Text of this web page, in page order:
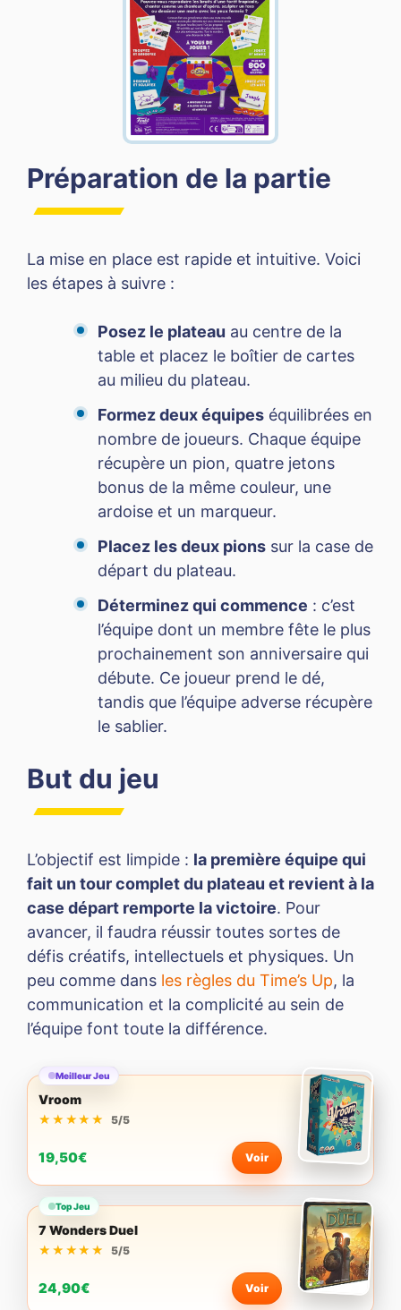
Préparation de la partie
La mise en place est rapide et intuitive. Voici
les étapes à suivre :
Posez le plateau au centre de la
table et placez le boîtier de cartes
au milieu du plateau.
Formez deux équipes équilibrées en
nombre de joueurs. Chaque équipe
récupère un pion, quatre jetons
bonus de la même couleur, une
ardoise et un marqueur.
Placez les deux pions sur la case de
départ du plateau.
Déterminez qui commence : c’est
l’équipe dont un membre fête le plus
prochainement son anniversaire qui
débute. Ce joueur prend le dé,
tandis que l’équipe adverse récupère
le sablier.
But du jeu
L’objectif est limpide : la première équipe qui
fait un tour complet du plateau et revient à la
case départ remporte la victoire. Pour
avancer, il faudra réussir toutes sortes de
défis créatifs, intellectuels et physiques. Un
peu comme dans les règles du Time’s Up, la
communication et la complicité au sein de
l’équipe font toute la différence.
Meilleur Jeu
Vroom
★★★★★
★★★★★ 5/5
19,50€ Voir
Top Jeu
7 Wonders Duel
★★★★★
★★★★★ 5/5
24,90€ Voir